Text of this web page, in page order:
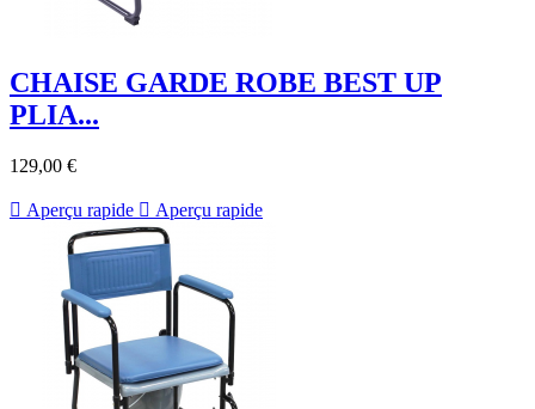
CHAISE GARDE ROBE BEST UP
PLIA...
129,00 €
 Aperçu rapide  Aperçu rapide